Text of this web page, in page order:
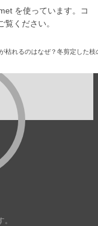
を使っています。
コ
覧ください。
枯れるのはなぜ？冬剪定した